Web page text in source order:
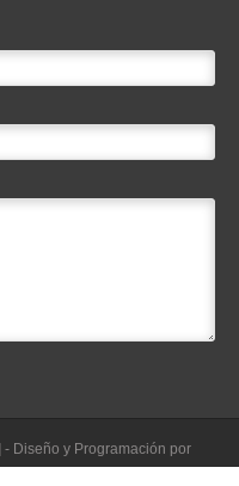
- Diseño y Programación por